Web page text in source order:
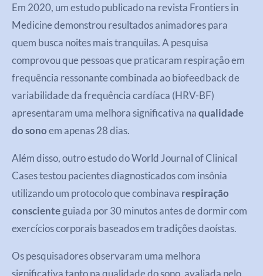
Em 2020, um estudo publicado na revista Frontiers in
Medicine demonstrou resultados animadores para
quem busca noites mais tranquilas. A pesquisa
comprovou que pessoas que praticaram respiração em
frequência ressonante combinada ao biofeedback de
variabilidade da frequência cardíaca (HRV-BF)
apresentaram uma melhora significativa naqualidade
do sonoem apenas 28 dias.
Além disso, outro estudo do World Journal of Clinical
Cases testou pacientes diagnosticados com insônia
utilizando um protocolo que combinava respiração
conscienteguiada por 30 minutos antes de dormir com
exercícios corporais baseados em tradições daoístas.
Os pesquisadores observaram uma melhora
significativa tanto na qualidade do sono, avaliada pelo